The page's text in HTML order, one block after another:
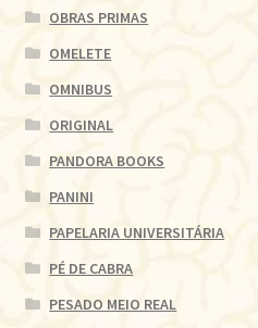
OBRAS PRIMAS
OMELETE
OMNIBUS
ORIGINAL
PANDORA BOOKS
PANINI
PAPELARIA UNIVERSITÁRIA
PÉ DE CABRA
PESADO MEIO REAL